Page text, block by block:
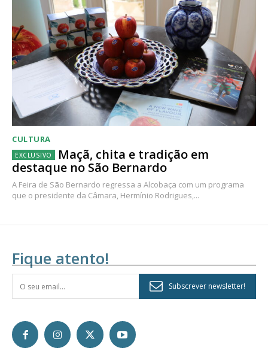
CULTURA
Maçã, chita e tradição em
destaque no São Bernardo
A Feira de São Bernardo regressa a Alcobaça com um programa
que o presidente da Câmara, Hermínio Rodrigues,...
Fique atento!
Subscrever newsletter!